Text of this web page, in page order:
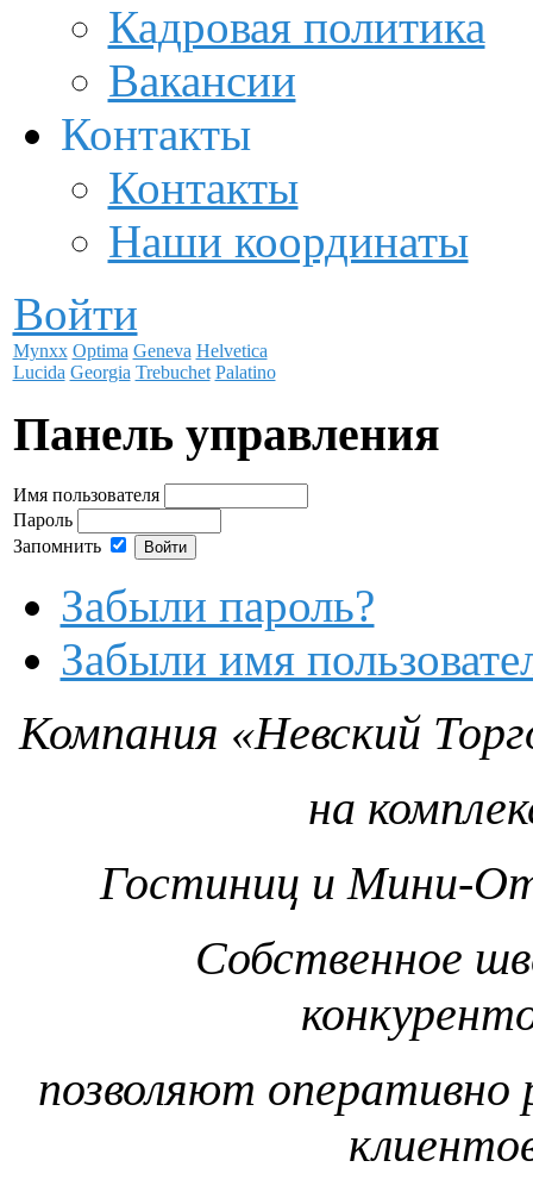
Кадровая политика
Вакансии
Контакты
Контакты
Наши координаты
Войти
Mynxx Optima Geneva Helvetica
Lucida Georgia Trebuchet Palatino
Панель управления
Имя пользователя
Пароль
Запомнить
Забыли пароль?
Забыли имя
Компания «Невский
на
Гостиниц и Мини-
Собственное
позволяют оперативно